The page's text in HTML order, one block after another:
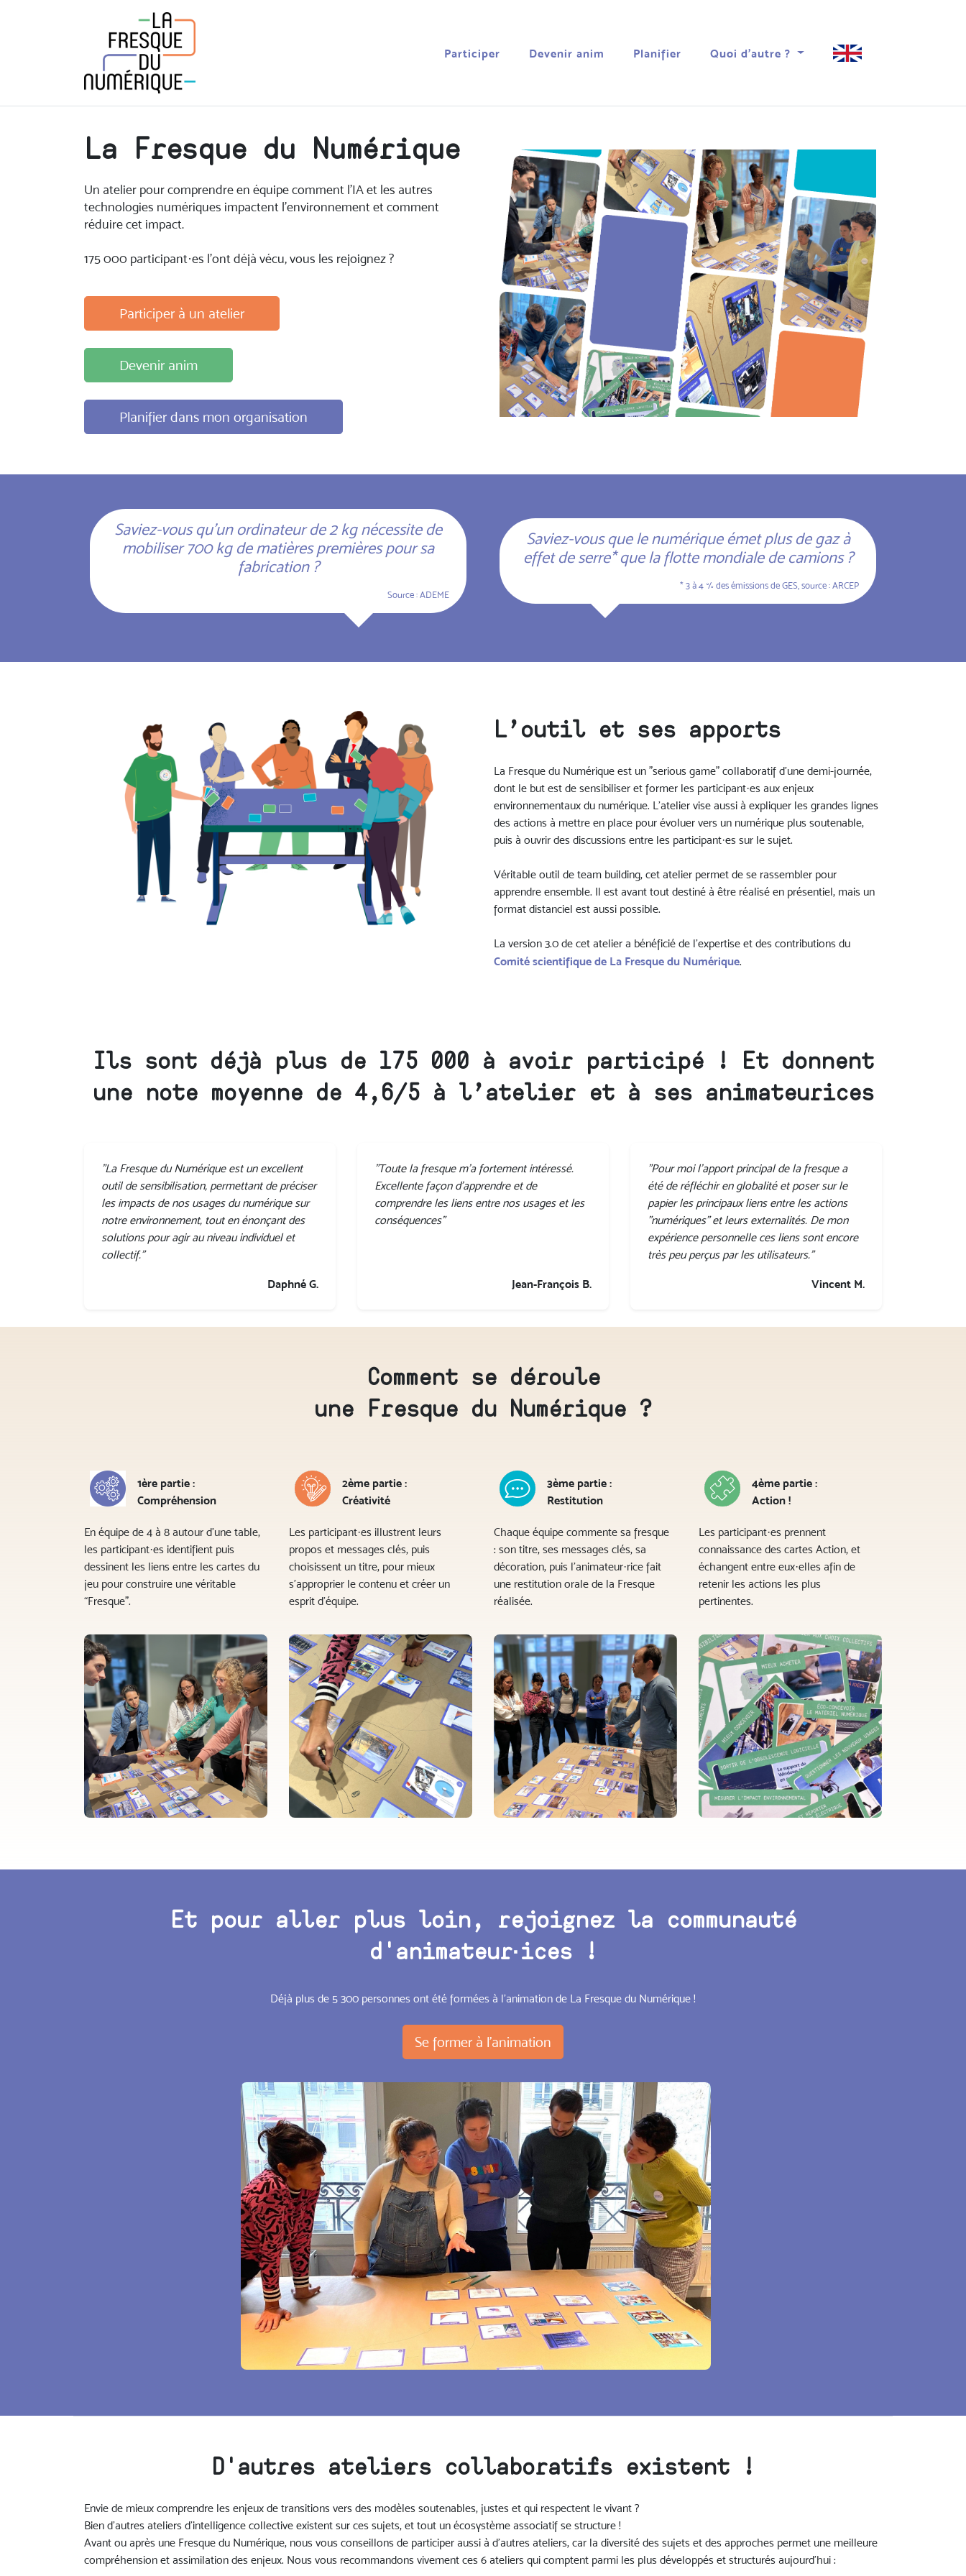
Participer Devenir anim Planifier Quoi d'autre ?
La Fresque du Numérique
Un atelier pour comprendre en équipe comment l’IA et les autres
technologies numériques impactent l’environnement et comment
réduire cet impact.
175 000 participant·es l'ont déjà vécu, vous les rejoignez ?
Participer à un atelier
Devenir anim
Planifier dans mon organisation
Saviez-vous qu’un ordinateur de 2 kg nécessite de
mobiliser 700 kg de matières premières pour sa
fabrication ?
Source : ADEME
Saviez-vous que le numérique émet plus de gaz à
effet de serre* que la flotte mondiale de camions ?
* 3 à 4 % des émissions de GES, source : ARCEP
L’outil et ses apports
La Fresque du Numérique est un "serious game" collaboratif d'une demi-journée,
dont le but est de sensibiliser et former les participant·es aux enjeux
environnementaux du numérique. L'atelier vise aussi à expliquer les grandes lignes
des actions à mettre en place pour évoluer vers un numérique plus soutenable,
puis à ouvrir des discussions entre les participant·es sur le sujet.
Véritable outil de team building, cet atelier permet de se rassembler pour
apprendre ensemble. Il est avant tout destiné à être réalisé en présentiel, mais un
format distanciel est aussi possible.
La version 3.0 de cet atelier a bénéficié de l'expertise et des contributions du
Comité scientifique de La Fresque du Numérique.
Ils sont déjà plus de 175 000 à avoir participé ! Et donnent
une note moyenne de 4,6/5 à l’atelier et à ses animateurices
"La Fresque du Numérique est un excellent
outil de sensibilisation, permettant de préciser
les impacts de nos usages du numérique sur
notre environnement, tout en énonçant des
solutions pour agir au niveau individuel et
collectif."
Daphné G.
"Toute la fresque m'a fortement intéressé.
Excellente façon d'apprendre et de
comprendre les liens entre nos usages et les
conséquences"
Jean-François B.
"Pour moi l'apport principal de la fresque a
été de réfléchir en globalité et poser sur le
papier les principaux liens entre les actions
"numériques" et leurs externalités. De mon
expérience personnelle ces liens sont encore
très peu perçus par les utilisateurs."
Vincent M.
Comment se déroule
une Fresque du Numérique ?
1ère partie :
Compréhension
En équipe de 4 à 8 autour d’une table,
les participant·es identifient puis
dessinent les liens entre les cartes du
jeu pour construire une véritable
“Fresque”.
2ème partie :
Créativité
Les participant·es illustrent leurs
propos et messages clés, puis
choisissent un titre, pour mieux
s’approprier le contenu et créer un
esprit d’équipe.
3ème partie :
Restitution
Chaque équipe commente sa fresque
: son titre, ses messages clés, sa
décoration, puis l’animateur·rice fait
une restitution orale de la Fresque
réalisée.
4ème partie :
Action !
Les participant·es prennent
connaissance des cartes Action, et
échangent entre eux·elles afin de
retenir les actions les plus
pertinentes.
Et pour aller plus loin, rejoignez la communauté
d'animateur·ices !
Déjà plus de 5 300 personnes ont été formées à l’animation de La Fresque du Numérique !
Se former à l'animation
D'autres ateliers collaboratifs existent !
Envie de mieux comprendre les enjeux de transitions vers des modèles soutenables, justes et qui respectent le vivant ?
Bien d’autres ateliers d'intelligence collective existent sur ces sujets, et tout un écosystème associatif se structure !
Avant ou après une Fresque du Numérique, nous vous conseillons de participer aussi à d’autres ateliers, car la diversité des sujets et des approches permet une meilleure
compréhension et assimilation des enjeux. Nous vous recommandons vivement ces 6 ateliers qui comptent parmi les plus développés et structurés aujourd'hui :